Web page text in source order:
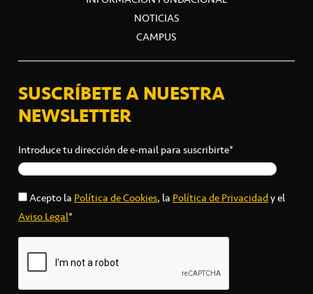
NOTICIAS
CAMPUS
SUSCRÍBETE A NUESTRA
NEWSLETTER
Introduce tu dirección de e-mail para suscribirte*
Acepto la Política de Cookies, la Política de Privacidady el
Aviso Legal*